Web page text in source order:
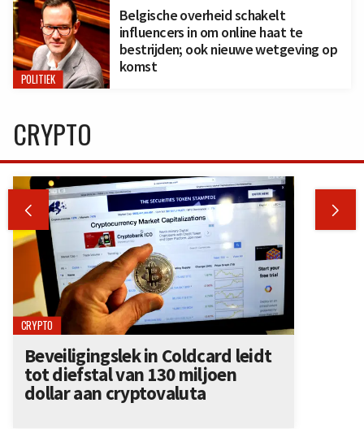
POLITIEK
Belgische overheid schakelt
influencers in om online haat te
bestrijden; ook nieuwe wetgeving op
komst
CRYPTO
 
CRYPTO
Beveiligingslek in Coldcard leidt
tot diefstal van 130 miljoen
dollar aan cryptovaluta